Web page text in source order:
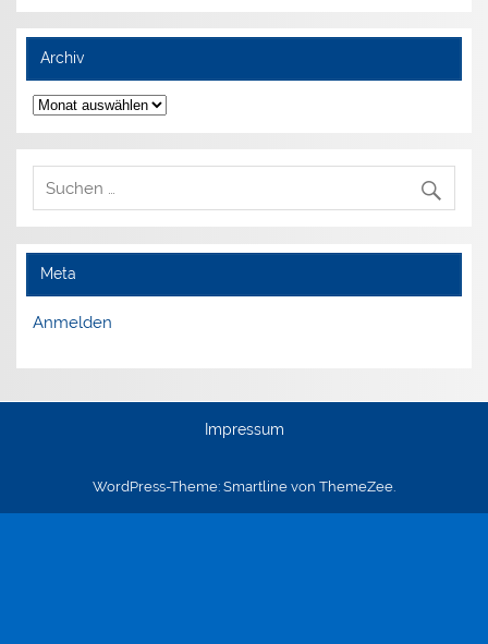
Archiv
Archiv
Meta
Anmelden
Impressum
WordPress-Theme: Smartline von ThemeZee.